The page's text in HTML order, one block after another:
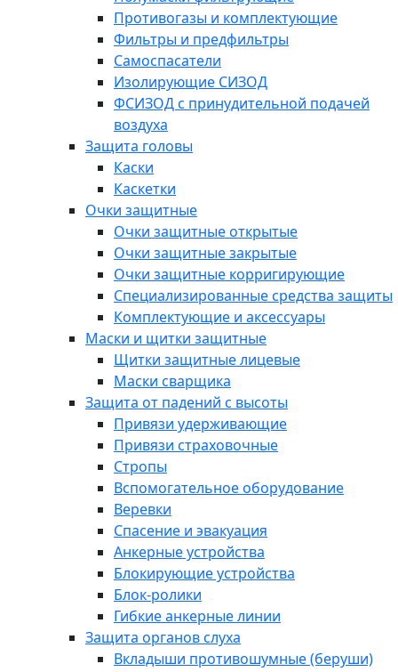
Противогазы и комплектующие
Фильтры и предфильтры
Самоспасатели
Изолирующие СИЗОД
ФСИЗОД с принудительной подачей
воздуха
Защита головы
Каски
Каскетки
Очки защитные
Очки защитные открытые
Очки защитные закрытые
Очки защитные корригирующие
Специализированные средства защиты
Комплектующие и аксессуары
Маски и щитки защитные
Щитки защитные лицевые
Маски сварщика
Защита от падений с высоты
Привязи удерживающие
Привязи страховочные
Стропы
Вспомогательное оборудование
Веревки
Спасение и эвакуация
Анкерные устройства
Блокирующие устройства
Блок-ролики
Гибкие анкерные линии
Защита органов слуха
Вкладыши противошумные (беруши)